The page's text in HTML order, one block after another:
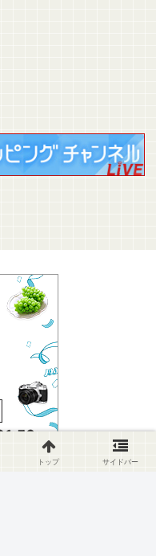
トップ サイドバー